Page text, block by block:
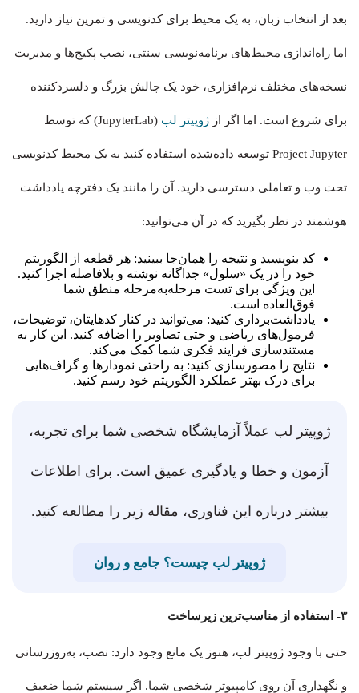
بعد از انتخاب زبان، به یک محیط برای کدنویسی و تمرین نیاز دارید.
اما راه‌اندازی محیط‌های برنامه‌نویسی سنتی، نصب پکیج‌ها و مدیریت
نسخه‌های مختلف نرم‌افزاری، خود یک چالش بزرگ و دلسردکننده
برای شروع است. اما اگر از ژوپیتر لب (JupyterLab) که توسط
Project Jupyter توسعه داده‌شده استفاده کنید به یک محیط کدنویسی
تحت وب و تعاملی دسترسی دارید. آن را مانند یک دفترچه یادداشت
هوشمند در نظر بگیرید که در آن می‌توانید:
کد بنویسید و نتیجه را همان‌جا ببینید: هر قطعه از الگوریتم
خود را در یک «سلول» جداگانه نوشته و بلافاصله اجرا کنید.
این ویژگی برای تست مرحله‌به‌مرحله منطق شما
فوق‌العاده است.
یادداشت‌برداری کنید: می‌توانید در کنار کدهایتان، توضیحات،
فرمول‌های ریاضی و حتی تصاویر را اضافه کنید. این کار به
مستندسازی فرایند فکری شما کمک می‌کند.
نتایج را مصورسازی کنید: به راحتی نمودارها و گراف‌هایی
برای درک بهتر عملکرد الگوریتم خود رسم کنید.
ژوپیتر لب عملاً آزمایشگاه شخصی شما برای تجربه،
آزمون و خطا و یادگیری عمیق است. برای اطلاعات
بیشتر درباره این فناوری، مقاله زیر را مطالعه کنید.
ژوپیتر لب چیست؟ جامع و روان
۳- استفاده از مناسب‌ترین زیرساخت
حتی با وجود ژوپیتر لب، هنوز یک مانع وجود دارد: نصب، به‌روزرسانی
و نگهداری آن روی کامپیوتر شخصی شما. اگر سیستم شما ضعیف